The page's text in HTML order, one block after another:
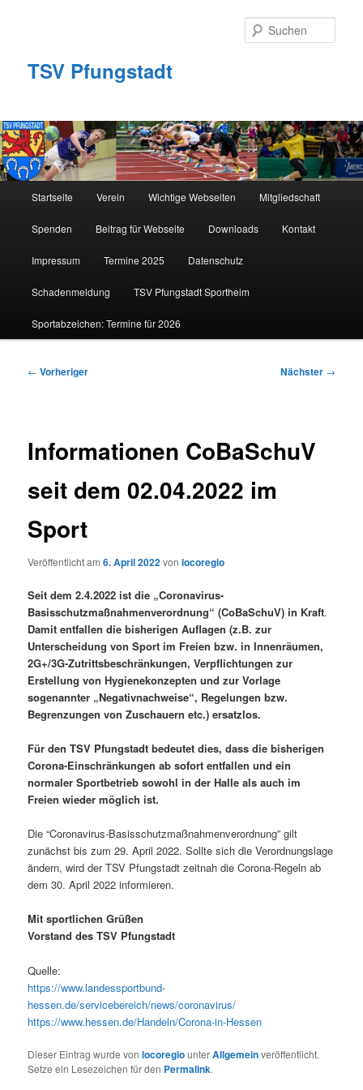
TSV Pfungstadt
Startseite Verein Wichtige Webseiten Mitgliedschaft
Spenden Beitrag für Webseite Downloads Kontakt
Impressum Termine 2025 Datenschutz
Schadenmeldung TSV Pfungstadt Sportheim
Sportabzeichen: Termine für 2026
Beitragsnavigation
← Vorheriger Nächster →
Informationen CoBaSchuV
seit dem 02.04.2022 im
Sport
Veröffentlicht am6. April 2022vonlocoregio
Seit dem 2.4.2022 ist die „Coronavirus-
Basisschutzmaßnahmenverordnung“ (CoBaSchuV) in Kraft.
Damit entfallen die bisherigen Auflagen (z.B. zur
Unterscheidung von Sport im Freien bzw. in Innenräumen,
2G+/3G-Zutrittsbeschränkungen, Verpflichtungen zur
Erstellung von Hygienekonzepten und zur Vorlage
sogenannter „Negativnachweise“, Regelungen bzw.
Begrenzungen von Zuschauern etc.) ersatzlos.
Für den TSV Pfungstadt bedeutet dies, dass die bisherigen
Corona-Einschränkungen ab sofort entfallen und ein
normaler Sportbetrieb sowohl in der Halle als auch im
Freien wieder möglich ist.
Die “Coronavirus-Basisschutzmaßnahmenverordnung” gilt
zunächst bis zum 29. April 2022. Sollte sich die Verordnungslage
ändern, wird der TSV Pfungstadt zeitnah die Corona-Regeln ab
dem 30. April 2022 informieren.
Mit sportlichen Grüßen
Vorstand des TSV Pfungstadt
Quelle:
https://www.landessportbund-
hessen.de/servicebereich/news/coronavirus/
https://www.hessen.de/Handeln/Corona-in-Hessen
Dieser Eintrag wurde vonlocoregiounterAllgemeinveröffentlicht.
Setze ein Lesezeichen für den Permalink.